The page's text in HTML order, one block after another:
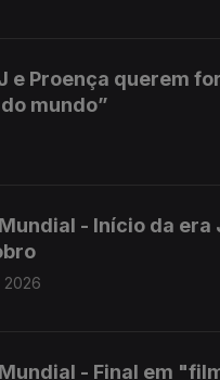
e Proença querem
mundo”
- Início da era
2026
- Final em